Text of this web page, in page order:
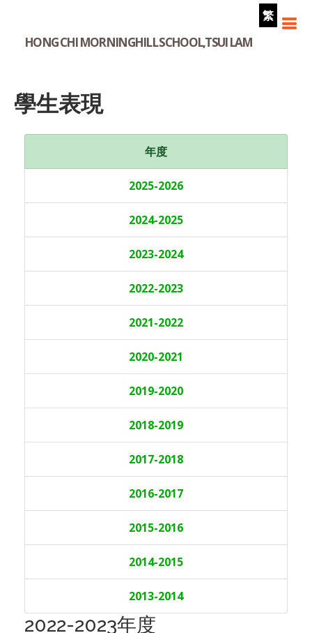
HONG CHI MORNINGHILL SCHOOL,TSUI LAM
繁
學生表現
年度
2025-2026
2024-2025
2023-2024
2022-2023
2021-2022
2020-2021
2019-2020
2018-2019
2017-2018
2016-2017
2015-2016
2014-2015
2013-2014
2022-2023年度